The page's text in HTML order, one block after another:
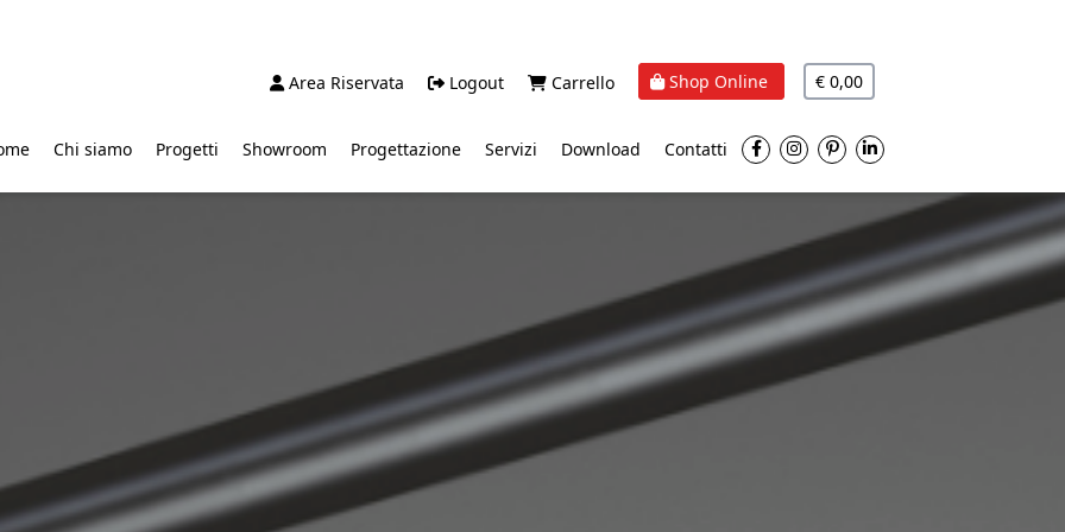
Area Riservata Logout Carrello Shop Online € 0,00
Chi siamo Progetti Showroom Progettazione Servizi Download Contatti